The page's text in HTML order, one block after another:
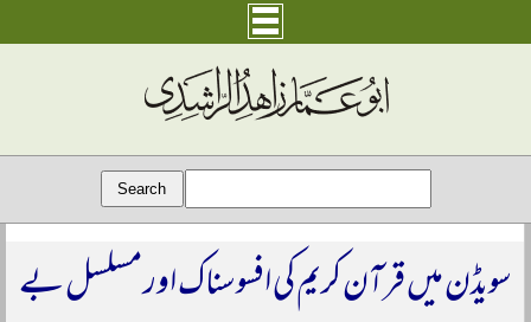
سویڈن میں قرآن کریم کی افسوسناک اور مسلسل بے